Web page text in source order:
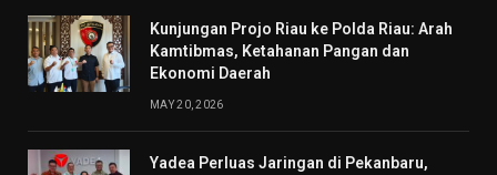
Kunjungan Projo Riau ke Polda Riau: Arah
Kamtibmas, Ketahanan Pangan dan
Ekonomi Daerah
MAY 20, 2026
Yadea Perluas Jaringan di Pekanbaru,